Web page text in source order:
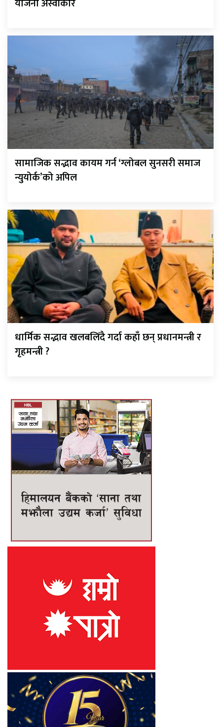
योजना अस्वीकार
सामाजिक सद्भाव कायम गर्न ‘ग्लोबल सुनसरी समाज
न्युयोर्क’को अपिल
धार्मिक सद्भाव खलबलिँदै गर्दा कहाँ छन् प्रधानमन्त्री र
गृहमन्त्री ?